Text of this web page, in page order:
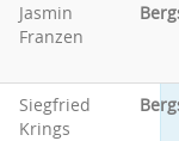
Jasmin
Franzen
Siegfried
Krings